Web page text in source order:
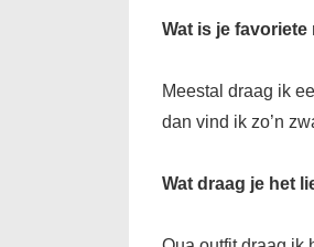
Wat is je
Meestal draag ik
dan vind ik zo’n
Wat draag je het